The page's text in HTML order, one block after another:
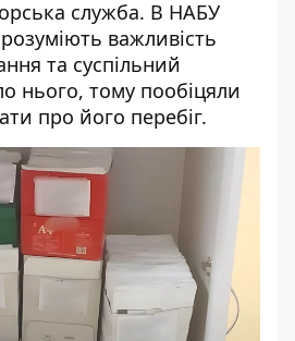
служба. В НАБУ
важливість
та суспільний
нього, тому пообіцяли
про його перебіг.